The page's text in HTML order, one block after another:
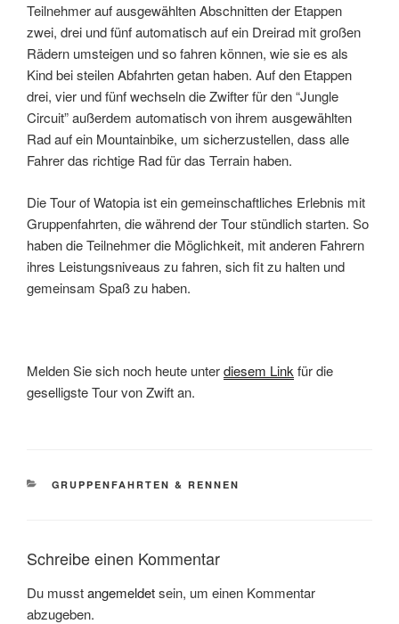
Teilnehmer auf ausgewählten Abschnitten der Etappen
zwei, drei und fünf automatisch auf ein Dreirad mit großen
Rädern umsteigen und so fahren können, wie sie es als
Kind bei steilen Abfahrten getan haben. Auf den Etappen
drei, vier und fünf wechseln die Zwifter für den “Jungle
Circuit” außerdem automatisch von ihrem ausgewählten
Rad auf ein Mountainbike, um sicherzustellen, dass alle
Fahrer das richtige Rad für das Terrain haben.
Die Tour of Watopia ist ein gemeinschaftliches Erlebnis mit
Gruppenfahrten, die während der Tour stündlich starten. So
haben die Teilnehmer die Möglichkeit, mit anderen Fahrern
ihres Leistungsniveaus zu fahren, sich fit zu halten und
gemeinsam Spaß zu haben.
Melden Sie sich noch heute unterdiesem Link für die
geselligste Tour von Zwift an.
KATEGORIEN
GRUPPENFAHRTEN & RENNEN
Schreibe einen Kommentar
Du musstangemeldetsein, um einen Kommentar
abzugeben.